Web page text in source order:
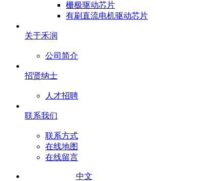
栅极驱动芯片
有刷直流电机驱动芯片
关于禾润
公司简介
招贤纳士
人才招聘
联系我们
联系方式
在线地图
在线留言
中文